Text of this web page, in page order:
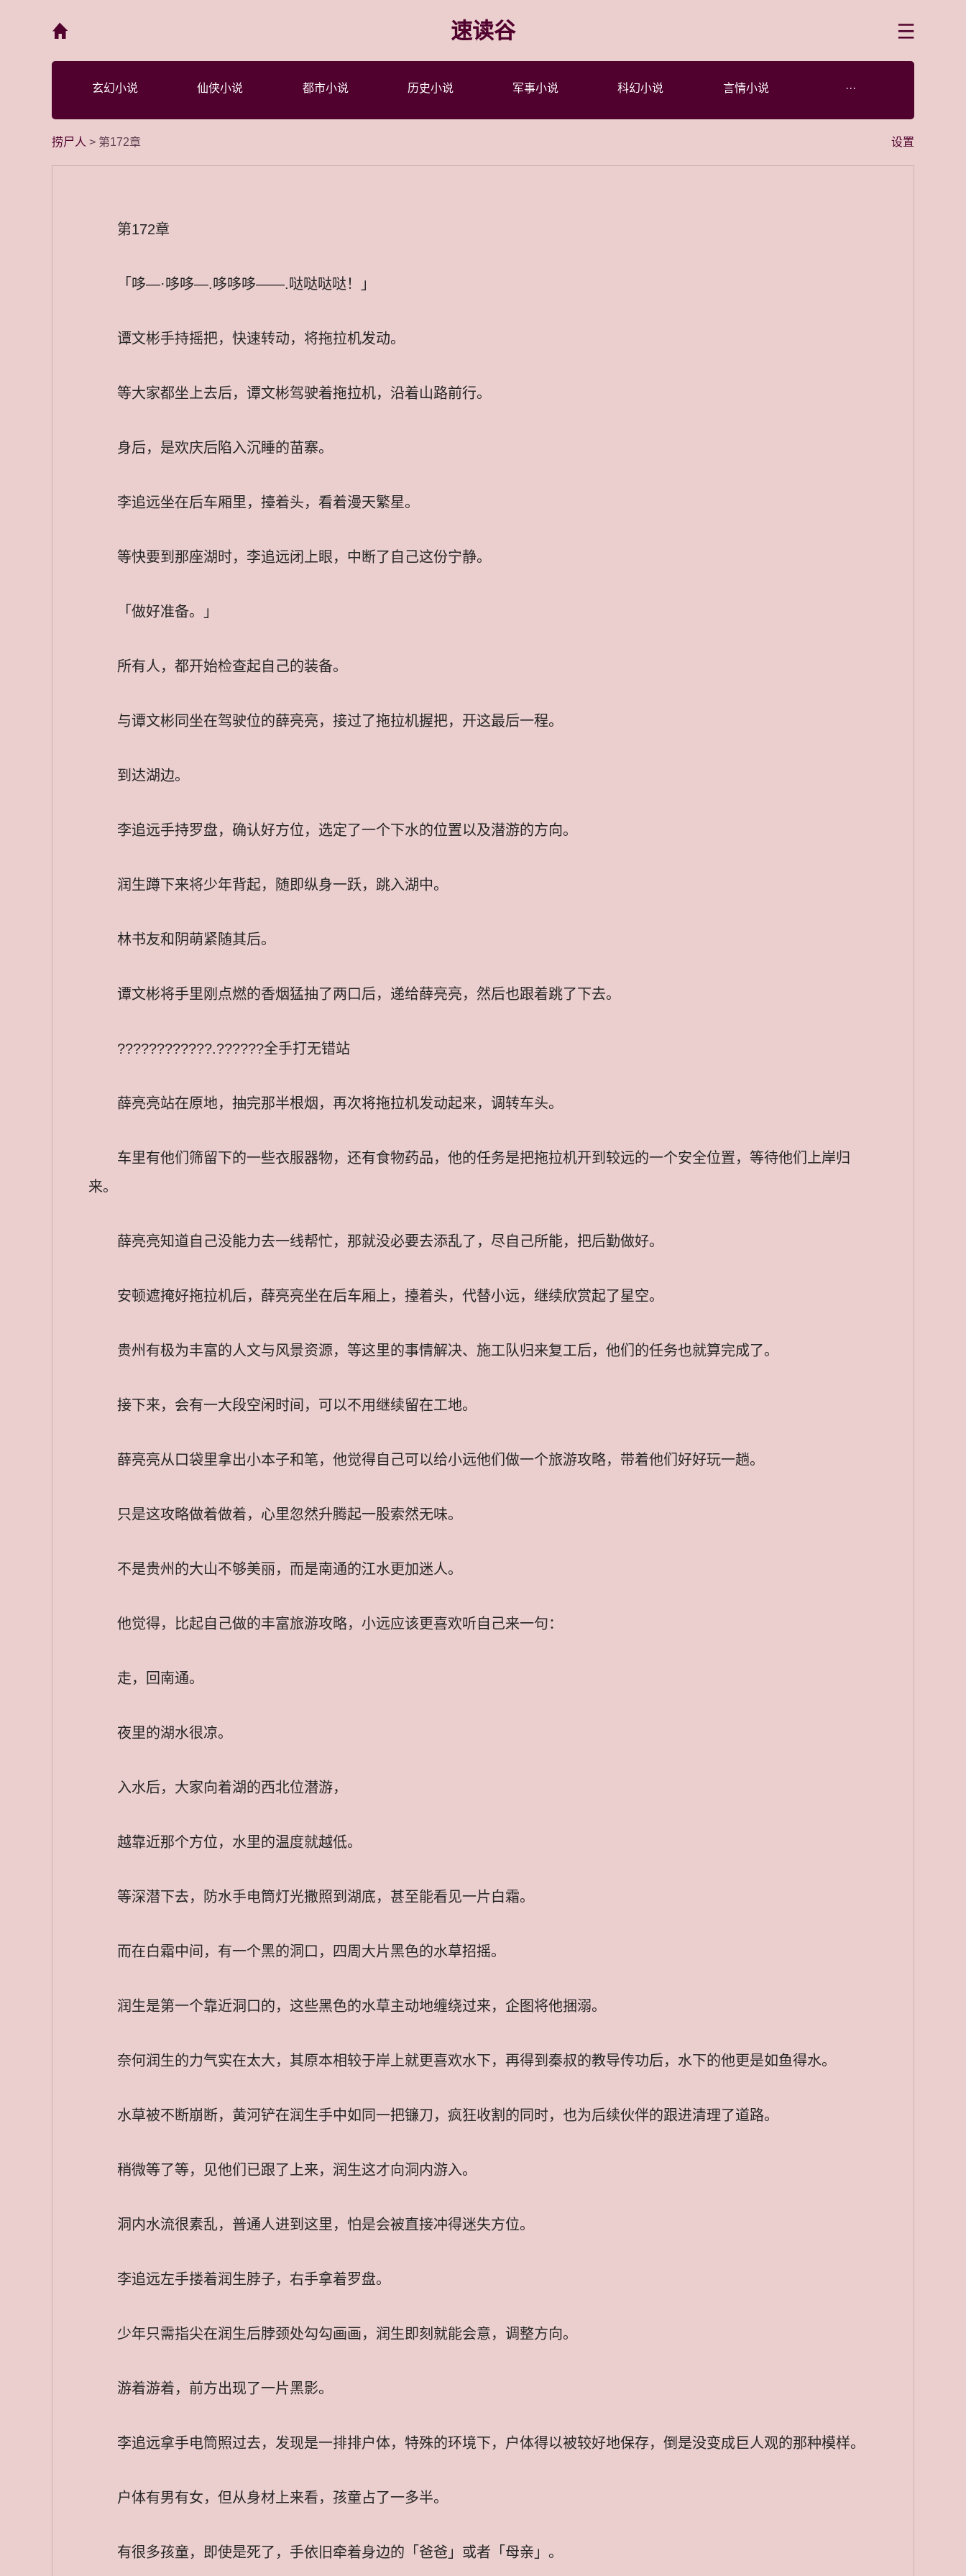
速读谷
玄幻小说 仙侠小说 都市小说 历史小说 军事小说 科幻小说 言情小说 ···
设置
捞尸人 > 第172章
第172章
「哆—·哆哆—.哆哆哆——.哒哒哒哒！」
谭文彬手持摇把，快速转动，将拖拉机发动。
等大家都坐上去后，谭文彬驾驶着拖拉机，沿着山路前行。
身后，是欢庆后陷入沉睡的苗寨。
李追远坐在后车厢里，擡着头，看着漫天繁星。
等快要到那座湖时，李追远闭上眼，中断了自己这份宁静。
「做好准备。」
所有人，都开始检查起自己的装备。
与谭文彬同坐在驾驶位的薛亮亮，接过了拖拉机握把，开这最后一程。
到达湖边。
李追远手持罗盘，确认好方位，选定了一个下水的位置以及潜游的方向。
润生蹲下来将少年背起，随即纵身一跃，跳入湖中。
林书友和阴萌紧随其后。
谭文彬将手里刚点燃的香烟猛抽了两口后，递给薛亮亮，然后也跟着跳了下去。
????????????.??????全手打无错站
薛亮亮站在原地，抽完那半根烟，再次将拖拉机发动起来，调转车头。
车里有他们筛留下的一些衣服器物，还有食物药品，他的任务是把拖拉机开到较远的一个安全位置，等待他们上岸归
来。
薛亮亮知道自己没能力去一线帮忙，那就没必要去添乱了，尽自己所能，把后勤做好。
安顿遮掩好拖拉机后，薛亮亮坐在后车厢上，擡着头，代替小远，继续欣赏起了星空。
贵州有极为丰富的人文与风景资源，等这里的事情解决、施工队归来复工后，他们的任务也就算完成了。
接下来，会有一大段空闲时间，可以不用继续留在工地。
薛亮亮从口袋里拿出小本子和笔，他觉得自己可以给小远他们做一个旅游攻略，带着他们好好玩一趟。
只是这攻略做着做着，心里忽然升腾起一股索然无味。
不是贵州的大山不够美丽，而是南通的江水更加迷人。
他觉得，比起自己做的丰富旅游攻略，小远应该更喜欢听自己来一句：
走，回南通。
夜里的湖水很凉。
入水后，大家向着湖的西北位潜游，
越靠近那个方位，水里的温度就越低。
等深潜下去，防水手电筒灯光撒照到湖底，甚至能看见一片白霜。
而在白霜中间，有一个黑的洞口，四周大片黑色的水草招摇。
润生是第一个靠近洞口的，这些黑色的水草主动地缠绕过来，企图将他捆溺。
奈何润生的力气实在太大，其原本相较于岸上就更喜欢水下，再得到秦叔的教导传功后，水下的他更是如鱼得水。
水草被不断崩断，黄河铲在润生手中如同一把镰刀，疯狂收割的同时，也为后续伙伴的跟进清理了道路。
稍微等了等，见他们已跟了上来，润生这才向洞内游入。
洞内水流很素乱，普通人进到这里，怕是会被直接冲得迷失方位。
李追远左手搂着润生脖子，右手拿着罗盘。
少年只需指尖在润生后脖颈处勾勾画画，润生即刻就能会意，调整方向。
游着游着，前方出现了一片黑影。
李追远拿手电筒照过去，发现是一排排户体，特殊的环境下，户体得以被较好地保存，倒是没变成巨人观的那种模样。
户体有男有女，但从身材上来看，孩童占了一多半。
有很多孩童，即使是死了，手依旧牵着身边的「爸爸」或者「母亲」。